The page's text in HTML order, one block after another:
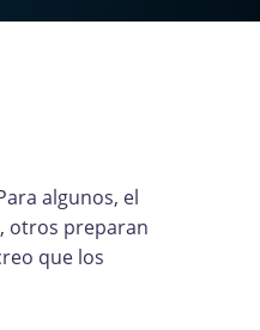
algunos, el
otros preparan
que los